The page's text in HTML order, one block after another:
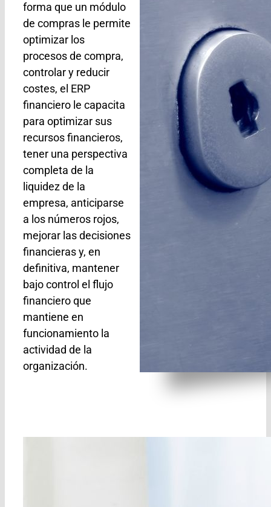
forma que un módulo
de compras le permite
optimizar los
procesos de compra,
controlar y reducir
costes, el ERP
financiero le capacita
para optimizar sus
recursos financieros,
tener una perspectiva
completa de la
liquidez de la
empresa, anticiparse
a los números rojos,
mejorar las decisiones
financieras y, en
definitiva, mantener
bajo control el flujo
financiero que
mantiene en
funcionamiento la
actividad de la
organización.